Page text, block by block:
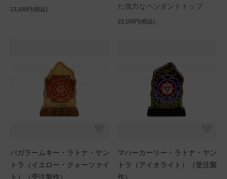
13,100円(税込)
た強力なペンダントトップ
23,100円(税込)
バガラームキー・ラトナ・ヤン
トラ（イエロー・クォーツァイ
ト）（受注製作）
マハーカーリー・ラトナ・ヤン
トラ（アイオライト）（受注製
作）